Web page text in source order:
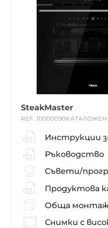
SteakMaster
REF. 111000090КАТАЛОЖЕН
Инструкции
Ръководство
Съвети/
Продуктова
Обща
Снимки с